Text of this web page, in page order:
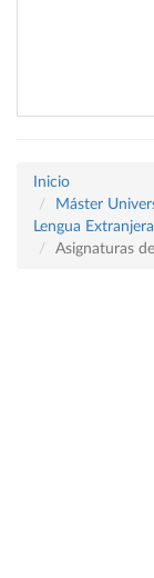
Inicio
Máster
Lengua Extranjera
Asignaturas